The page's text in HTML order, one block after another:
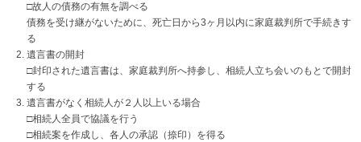
□故人の債務の有無を調べる
債務を受け継がないために、死亡日から3ヶ月以内に家庭裁判所で手続きす
る
遺言書の開封
□封印された遺言書は、家庭裁判所へ持参し、相続人立ち会いのもとで開封
する
遺言書がなく相続人が２人以上いる場合
□相続人全員で協議を行う
□相続案を作成し、各人の承認（捺印）を得る